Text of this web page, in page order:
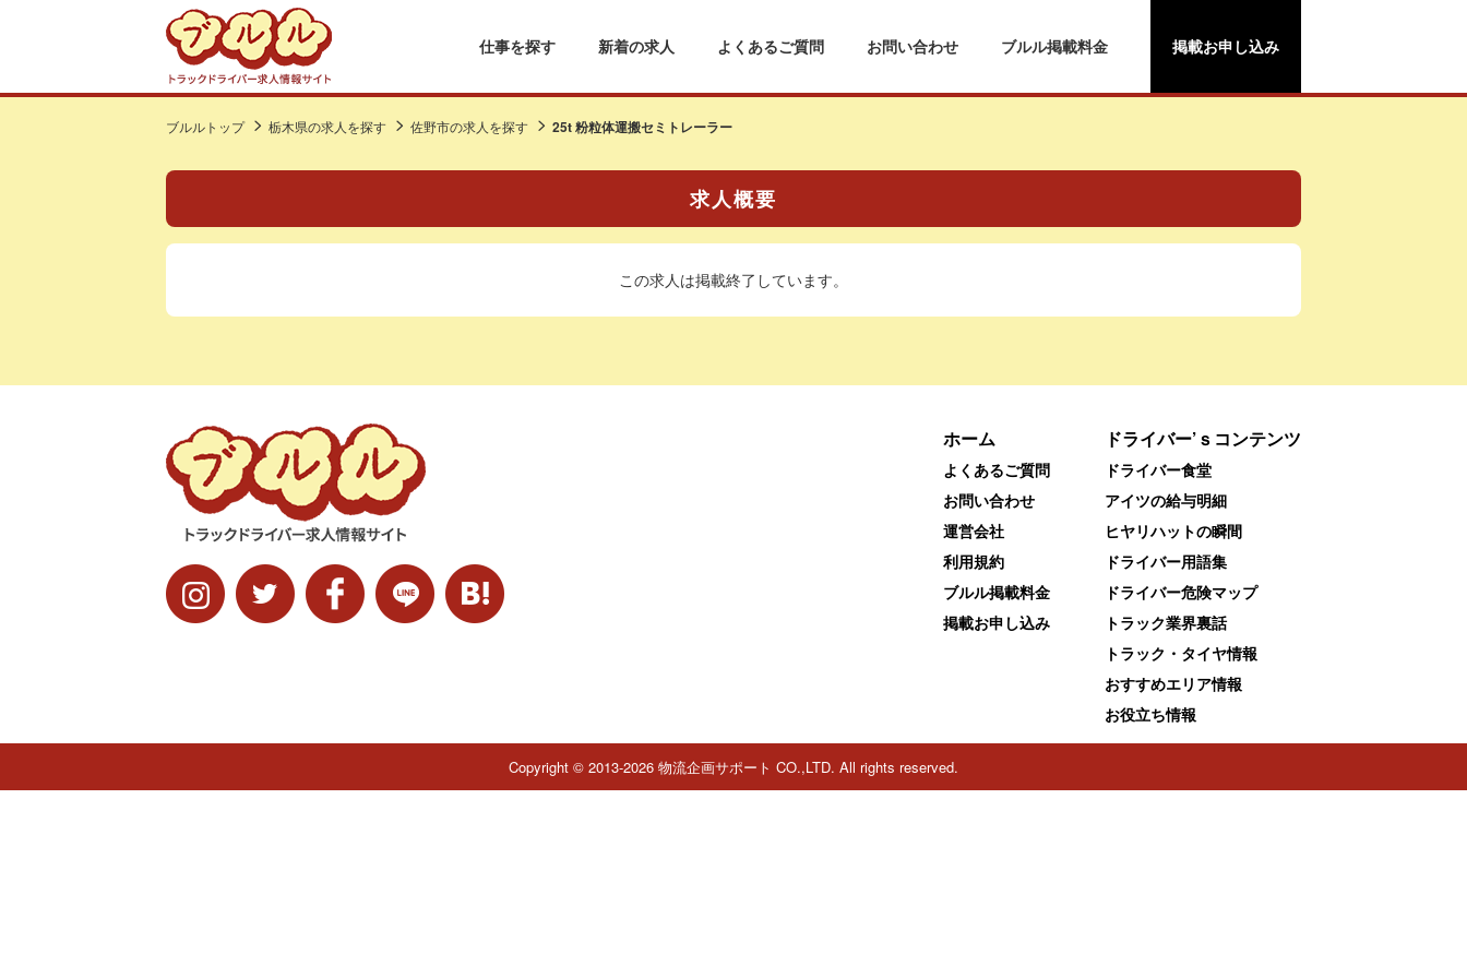
仕事を探す 新着の求人 よくあるご質問 お問い合わせ ブルル掲載料金 掲載お申し込み
ブルルトップ 栃木県の求人を探す 佐野市の求人を探す 25t 粉粒体運搬セミトレーラー
求人概要
この求人は掲載終了しています。
ホーム
よくあるご質問
お問い合わせ
運営会社
利用規約
ブルル掲載料金
掲載お申し込み
ドライバー’ｓコンテンツ
ドライバー食堂
アイツの給与明細
ヒヤリハットの瞬間
ドライバー用語集
ドライバー危険マップ
トラック業界裏話
トラック・タイヤ情報
おすすめエリア情報
お役立ち情報
Copyright © 2013-2026 物流企画サポート CO.,LTD. All rights reserved.